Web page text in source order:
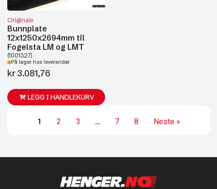
Originale
Bunnplate
12x1250x2694mm til
Fogelsta LM og LMT
(1001327)
På lager hos leverandør
kr3.081,76
LEGG I HANDLEKURV
1 2 3 … 7 8 Neste »